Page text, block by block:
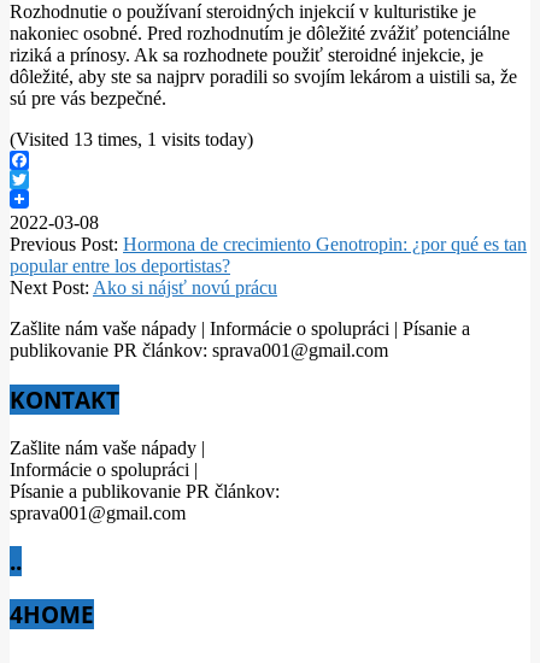
Rozhodnutie o používaní steroidných injekcií v kulturistike je
nakoniec osobné. Pred rozhodnutím je dôležité zvážiť potenciálne
riziká a prínosy. Ak sa rozhodnete použiť steroidné injekcie, je
dôležité, aby ste sa najprv poradili so svojím lekárom a uistili sa, že
sú pre vás bezpečné.
(Visited 13 times, 1 visits today)
Facebook
Twitter
2022-03-08
Previous Post: Hormona de crecimiento Genotropin: ¿por qué es tan
popular entre los deportistas?
Next Post: Ako si nájsť novú prácu
Zašlite nám vaše nápady | Informácie o spolupráci | Písanie a
publikovanie PR článkov: sprava001@gmail.com
KONTAKT
Zašlite nám vaše nápady |
Informácie o spolupráci |
Písanie a publikovanie PR článkov:
sprava001@gmail.com
..
4HOME